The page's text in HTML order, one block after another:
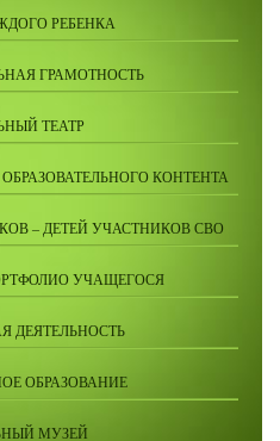
РЕБЕНКА
ГРАМОТНОСТЬ
ТЕАТР
КОНТЕНТА
– ДЕТЕЙ УЧАСТНИКОВ СВО
УЧАЩЕГОСЯ
ДЕЯТЕЛЬНОСТЬ
ОБРАЗОВАНИЕ
МУЗЕЙ